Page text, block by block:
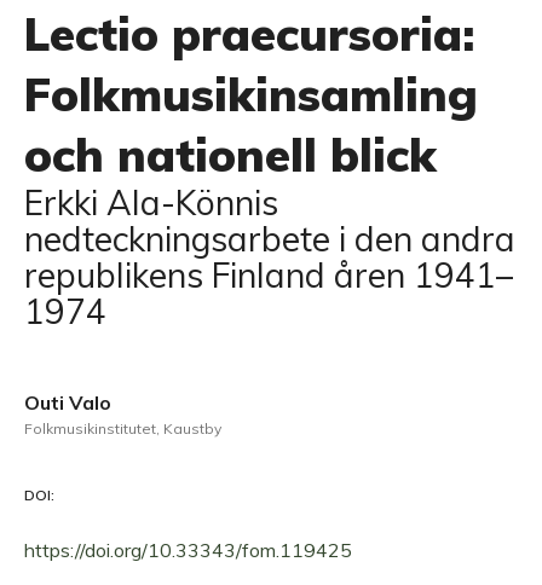
Lectio praecursoria:
Folkmusikinsamling
och nationell blick
Erkki Ala-Könnis
nedteckningsarbete i den andra
republikens Finland åren 1941–
1974
Outi Valo
Folkmusikinstitutet, Kaustby
DOI:
https://doi.org/10.33343/fom.119425